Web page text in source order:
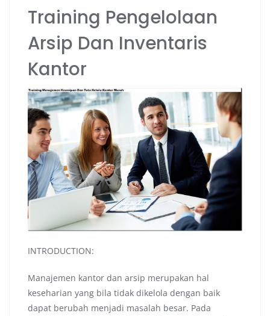
Training Pengelolaan
Arsip Dan Inventaris
Kantor
INTRODUCTION:
Manajemen kantor dan arsip merupakan hal
keseharian yang bila tidak dikelola dengan baik
dapat berubah menjadi masalah besar. Pada